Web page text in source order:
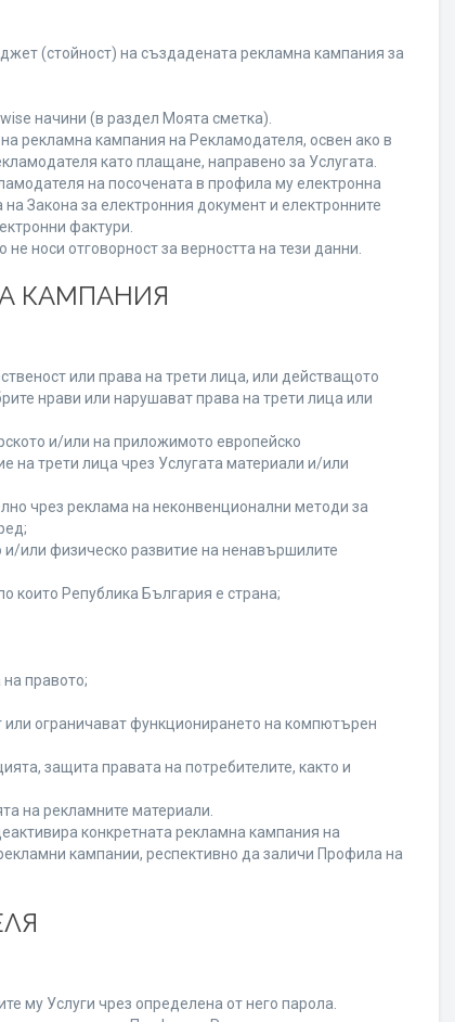
(стойност) на създадената рекламна кампания за
начини (в раздел Моята сметка).
рекламна кампания на Рекламодателя, освен ако в
като плащане, направено за Услугата.
на посочената в профила му електронна
Закона за електронния документ и електронните
фактури.
носи отговорност за верността на тези данни.
КАМПАНИЯ
или права на трети лица, или действащото
нрави или нарушават права на трети лица или
и/или на приложимото европейско
на трети лица чрез Услугата материали и/или
чрез реклама на неконвенционални методи за
или физическо развитие на ненавършилите
които Република България е страна;
правото;
ограничават функционирането на компютърен
защита правата на потребителите, както и
на рекламните материали.
конкретната рекламна кампания на
кампании, респективно да заличи Профила на
му Услуги чрез определена от него парола.